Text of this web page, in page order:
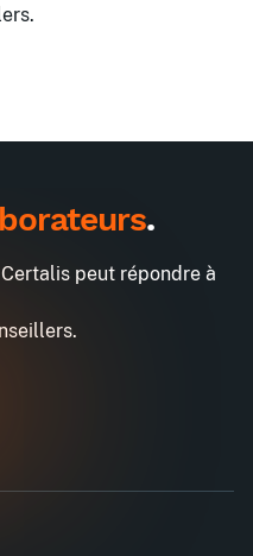
.
peut répondre à